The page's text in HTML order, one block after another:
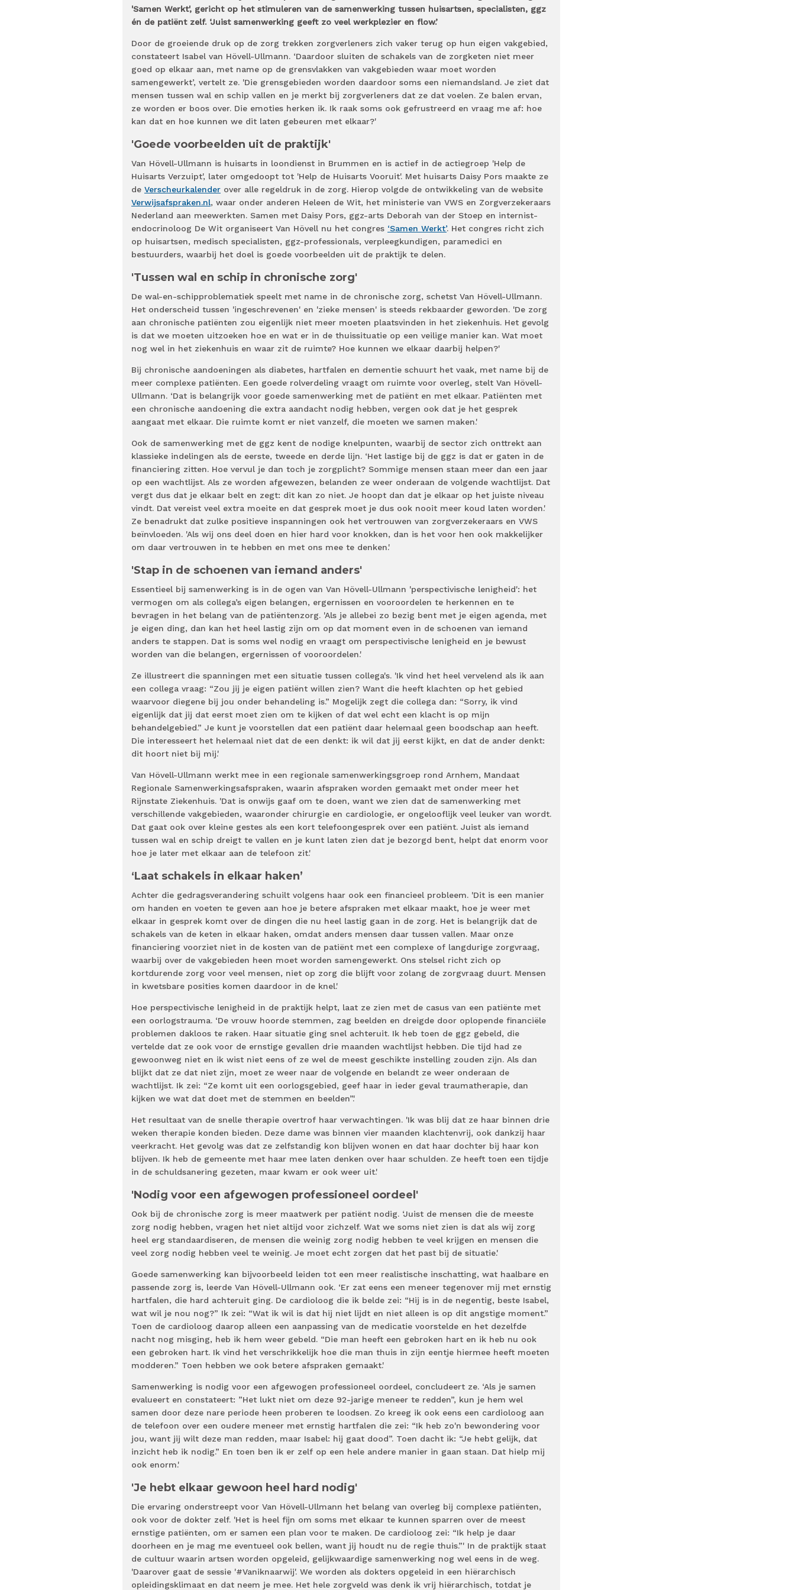
'Samen Werkt', gericht op het stimuleren van de samenwerking tussen huisartsen, specialisten, ggz
én de patiënt zelf. ‘Juist samenwerking geeft zo veel werkplezier en flow.’
Door de groeiende druk op de zorg trekken zorgverleners zich vaker terug op hun eigen vakgebied,
constateert Isabel van Hövell-Ullmann. ‘Daardoor sluiten de schakels van de zorgketen niet meer
goed op elkaar aan, met name op de grensvlakken van vakgebieden waar moet worden
samengewerkt’, vertelt ze. 'Die grensgebieden worden daardoor soms een niemandsland. Je ziet dat
mensen tussen wal en schip vallen en je merkt bij zorgverleners dat ze dat voelen. Ze balen ervan,
ze worden er boos over. Die emoties herken ik. Ik raak soms ook gefrustreerd en vraag me af: hoe
kan dat en hoe kunnen we dit laten gebeuren met elkaar?'
'Goede voorbeelden uit de praktijk'
Van Hövell-Ullmann is huisarts in loondienst in Brummen en is actief in de actiegroep 'Help de
Huisarts Verzuipt', later omgedoopt tot 'Help de Huisarts Vooruit'. Met huisarts Daisy Pors maakte ze
de Verscheurkalender over alle regeldruk in de zorg. Hierop volgde de ontwikkeling van de website
Verwijsafspraken.nl, waar onder anderen Heleen de Wit, het ministerie van VWS en Zorgverzekeraars
Nederland aan meewerkten. Samen met Daisy Pors, ggz-arts Deborah van der Stoep en internist-
endocrinoloog De Wit organiseert Van Hövell nu het congres ‘Samen Werkt’. Het congres richt zich
op huisartsen, medisch specialisten, ggz-professionals, verpleegkundigen, paramedici en
bestuurders, waarbij het doel is goede voorbeelden uit de praktijk te delen.
'Tussen wal en schip in chronische zorg'
De wal-en-schipproblematiek speelt met name in de chronische zorg, schetst Van Hövell-Ullmann.
Het onderscheid tussen 'ingeschrevenen' en 'zieke mensen' is steeds rekbaarder geworden. 'De zorg
aan chronische patiënten zou eigenlijk niet meer moeten plaatsvinden in het ziekenhuis. Het gevolg
is dat we moeten uitzoeken hoe en wat er in de thuissituatie op een veilige manier kan. Wat moet
nog wel in het ziekenhuis en waar zit de ruimte? Hoe kunnen we elkaar daarbij helpen?'
Bij chronische aandoeningen als diabetes, hartfalen en dementie schuurt het vaak, met name bij de
meer complexe patiënten. Een goede rolverdeling vraagt om ruimte voor overleg, stelt Van Hövell-
Ullmann. ‘Dat is belangrijk voor goede samenwerking met de patiënt en met elkaar. Patiënten met
een chronische aandoening die extra aandacht nodig hebben, vergen ook dat je het gesprek
aangaat met elkaar. Die ruimte komt er niet vanzelf, die moeten we samen maken.'
Ook de samenwerking met de ggz kent de nodige knelpunten, waarbij de sector zich onttrekt aan
klassieke indelingen als de eerste, tweede en derde lijn. ‘Het lastige bij de ggz is dat er gaten in de
financiering zitten. Hoe vervul je dan toch je zorgplicht? Sommige mensen staan meer dan een jaar
op een wachtlijst. Als ze worden afgewezen, belanden ze weer onderaan de volgende wachtlijst. Dat
vergt dus dat je elkaar belt en zegt: dit kan zo niet. Je hoopt dan dat je elkaar op het juiste niveau
vindt. Dat vereist veel extra moeite en dat gesprek moet je dus ook nooit meer koud laten worden.'
Ze benadrukt dat zulke positieve inspanningen ook het vertrouwen van zorgverzekeraars en VWS
beïnvloeden. 'Als wij ons deel doen en hier hard voor knokken, dan is het voor hen ook makkelijker
om daar vertrouwen in te hebben en met ons mee te denken.'
'Stap in de schoenen van iemand anders'
Essentieel bij samenwerking is in de ogen van Van Hövell-Ullmann 'perspectivische lenigheid': het
vermogen om als collega’s eigen belangen, ergernissen en vooroordelen te herkennen en te
bevragen in het belang van de patiëntenzorg. 'Als je allebei zo bezig bent met je eigen agenda, met
je eigen ding, dan kan het heel lastig zijn om op dat moment even in de schoenen van iemand
anders te stappen. Dat is soms wel nodig en vraagt om perspectivische lenigheid en je bewust
worden van die belangen, ergernissen of vooroordelen.'
Ze illustreert die spanningen met een situatie tussen collega's. 'Ik vind het heel vervelend als ik aan
een collega vraag: “Zou jij je eigen patiënt willen zien? Want die heeft klachten op het gebied
waarvoor diegene bij jou onder behandeling is.” Mogelijk zegt die collega dan: “Sorry, ik vind
eigenlijk dat jij dat eerst moet zien om te kijken of dat wel echt een klacht is op mijn
behandelgebied.” Je kunt je voorstellen dat een patiënt daar helemaal geen boodschap aan heeft.
Die interesseert het helemaal niet dat de een denkt: ik wil dat jij eerst kijkt, en dat de ander denkt:
dit hoort niet bij mij.'
Van Hövell-Ullmann werkt mee in een regionale samenwerkingsgroep rond Arnhem, Mandaat
Regionale Samenwerkingsafspraken, waarin afspraken worden gemaakt met onder meer het
Rijnstate Ziekenhuis. 'Dat is onwijs gaaf om te doen, want we zien dat de samenwerking met
verschillende vakgebieden, waaronder chirurgie en cardiologie, er ongelooflijk veel leuker van wordt.
Dat gaat ook over kleine gestes als een kort telefoongesprek over een patiënt. Juist als iemand
tussen wal en schip dreigt te vallen en je kunt laten zien dat je bezorgd bent, helpt dat enorm voor
hoe je later met elkaar aan de telefoon zit.'
‘Laat schakels in elkaar haken’
Achter die gedragsverandering schuilt volgens haar ook een financieel probleem. 'Dit is een manier
om handen en voeten te geven aan hoe je betere afspraken met elkaar maakt, hoe je weer met
elkaar in gesprek komt over de dingen die nu heel lastig gaan in de zorg. Het is belangrijk dat de
schakels van de keten in elkaar haken, omdat anders mensen daar tussen vallen. Maar onze
financiering voorziet niet in de kosten van de patiënt met een complexe of langdurige zorgvraag,
waarbij over de vakgebieden heen moet worden samengewerkt. Ons stelsel richt zich op
kortdurende zorg voor veel mensen, niet op zorg die blijft voor zolang de zorgvraag duurt. Mensen
in kwetsbare posities komen daardoor in de knel.'
Hoe perspectivische lenigheid in de praktijk helpt, laat ze zien met de casus van een patiënte met
een oorlogstrauma. ‘De vrouw hoorde stemmen, zag beelden en dreigde door oplopende financiële
problemen dakloos te raken. Haar situatie ging snel achteruit. Ik heb toen de ggz gebeld, die
vertelde dat ze ook voor de ernstige gevallen drie maanden wachtlijst hebben. Die tijd had ze
gewoonweg niet en ik wist niet eens of ze wel de meest geschikte instelling zouden zijn. Als dan
blijkt dat ze dat niet zijn, moet ze weer naar de volgende en belandt ze weer onderaan de
wachtlijst. Ik zei: “Ze komt uit een oorlogsgebied, geef haar in ieder geval traumatherapie, dan
kijken we wat dat doet met de stemmen en beelden”.'
Het resultaat van de snelle therapie overtrof haar verwachtingen. 'Ik was blij dat ze haar binnen drie
weken therapie konden bieden. Deze dame was binnen vier maanden klachtenvrij, ook dankzij haar
veerkracht. Het gevolg was dat ze zelfstandig kon blijven wonen en dat haar dochter bij haar kon
blijven. Ik heb de gemeente met haar mee laten denken over haar schulden. Ze heeft toen een tijdje
in de schuldsanering gezeten, maar kwam er ook weer uit.'
'Nodig voor een afgewogen professioneel oordeel'
Ook bij de chronische zorg is meer maatwerk per patiënt nodig. ‘Juist de mensen die de meeste
zorg nodig hebben, vragen het niet altijd voor zichzelf. Wat we soms niet zien is dat als wij zorg
heel erg standaardiseren, de mensen die weinig zorg nodig hebben te veel krijgen en mensen die
veel zorg nodig hebben veel te weinig. Je moet echt zorgen dat het past bij de situatie.'
Goede samenwerking kan bijvoorbeeld leiden tot een meer realistische inschatting, wat haalbare en
passende zorg is, leerde Van Hövell-Ullmann ook. ‘Er zat eens een meneer tegenover mij met ernstig
hartfalen, die hard achteruit ging. De cardioloog die ik belde zei: “Hij is in de negentig, beste Isabel,
wat wil je nou nog?” Ik zei: “Wat ik wil is dat hij niet lijdt en niet alleen is op dit angstige moment.”
Toen de cardioloog daarop alleen een aanpassing van de medicatie voorstelde en het dezelfde
nacht nog misging, heb ik hem weer gebeld. “Die man heeft een gebroken hart en ik heb nu ook
een gebroken hart. Ik vind het verschrikkelijk hoe die man thuis in zijn eentje hiermee heeft moeten
modderen.” Toen hebben we ook betere afspraken gemaakt.'
Samenwerking is nodig voor een afgewogen professioneel oordeel, concludeert ze. ‘Als je samen
evalueert en constateert: ”Het lukt niet om deze 92-jarige meneer te redden”, kun je hem wel
samen door deze nare periode heen proberen te loodsen. Zo kreeg ik ook eens een cardioloog aan
de telefoon over een oudere meneer met ernstig hartfalen die zei: “Ik heb zo'n bewondering voor
jou, want jij wilt deze man redden, maar Isabel: hij gaat dood”. Toen dacht ik: “Je hebt gelijk, dat
inzicht heb ik nodig.” En toen ben ik er zelf op een hele andere manier in gaan staan. Dat hielp mij
ook enorm.'
'Je hebt elkaar gewoon heel hard nodig'
Die ervaring onderstreept voor Van Hövell-Ullmann het belang van overleg bij complexe patiënten,
ook voor de dokter zelf. 'Het is heel fijn om soms met elkaar te kunnen sparren over de meest
ernstige patiënten, om er samen een plan voor te maken. De cardioloog zei: “Ik help je daar
doorheen en je mag me eventueel ook bellen, want jij houdt nu de regie thuis.”' In de praktijk staat
de cultuur waarin artsen worden opgeleid, gelijkwaardige samenwerking nog wel eens in de weg.
'Daarover gaat de sessie '#Vaniknaarwij'. We worden als dokters opgeleid in een hiërarchisch
opleidingsklimaat en dat neem je mee. Het hele zorgveld was denk ik vrij hiërarchisch, totdat je